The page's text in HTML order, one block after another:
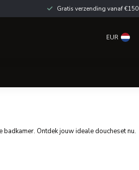
Gratis verzending vanaf €150
EUR
Ontdek jouw ideale doucheset nu.